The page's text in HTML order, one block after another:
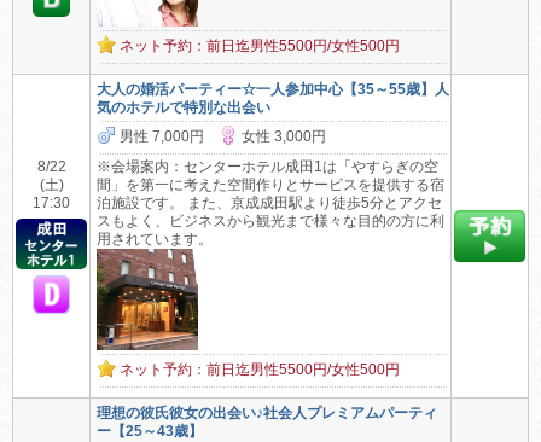
ネット予約：前日迄男性5500円/女性500円
8/22
(土)
17:30
大人の婚活パーティー☆一人参加中心【35～55歳】人
気のホテルで特別な出会い
男性 7,000円
女性 3,000円
※会場案内：センターホテル成田1は「やすらぎの空
間」を第一に考えた空間作りとサービスを提供する宿
泊施設です。 また、京成成田駅より徒歩5分とアクセ
スもよく、ビジネスから観光まで様々な目的の方に利
用されています。
ネット予約：前日迄男性5500円/女性500円
理想の彼氏彼女の出会い♪社会人プレミアムパーティ
ー【25～43歳】